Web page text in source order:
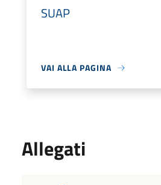
SUAP
VAI ALLA PAGINA
Allegati